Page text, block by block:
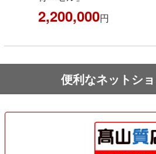
1,892,000
便利なネットシ